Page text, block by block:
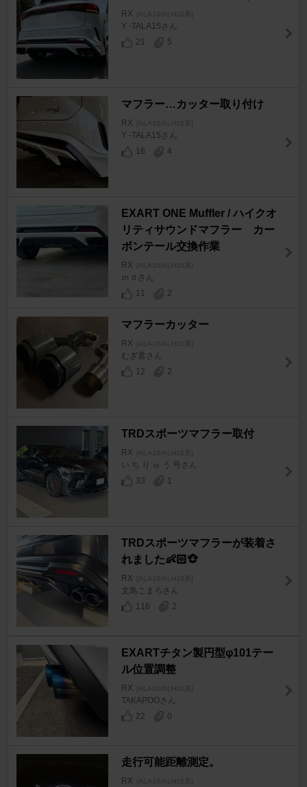
RX [ALA10/ALH10系]
Y -TALA15さん
21
5
マフラー…カッター取り付け
RX [ALA10/ALH10系]
Y -TALA15さん
16
4
EXART ONE Muffler / ハイクオ
リティサウンドマフラー カー
ボンテール交換作業
RX [ALA10/ALH10系]
ｍｄさん
11
2
マフラーカッター
RX [ALA10/ALH10系]
むぎ君さん
12
2
TRDスポーツマフラー取付
RX [ALA10/ALH10系]
い ち り ゅ う 号さん
33
1
TRDスポーツマフラーが装着さ
れました👶🏻🐵
RX [ALA10/ALH10系]
文鳥こまろさん
116
2
EXARTチタン製円型φ101テー
ル位置調整
RX [ALA10/ALH10系]
TAKAPOOさん
22
0
走行可能距離測定。
RX [ALA10/ALH10系]